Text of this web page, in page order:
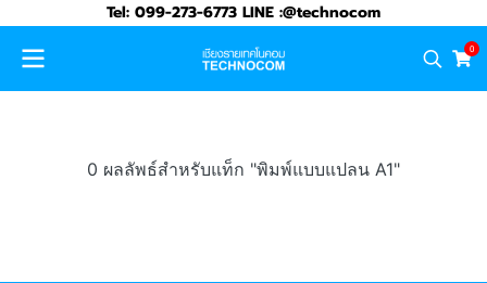
Tel: 099-273-6773 LINE :@technocom
0
0 ผลลัพธ์สำหรับแท็ก "พิมพ์แบบแปลน A1"